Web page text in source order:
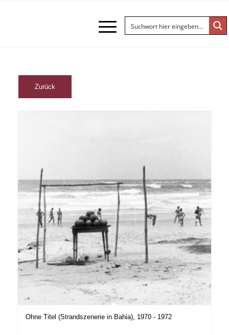
Ohne Titel (Strandszenerie in Bahia), 1970 - 1972